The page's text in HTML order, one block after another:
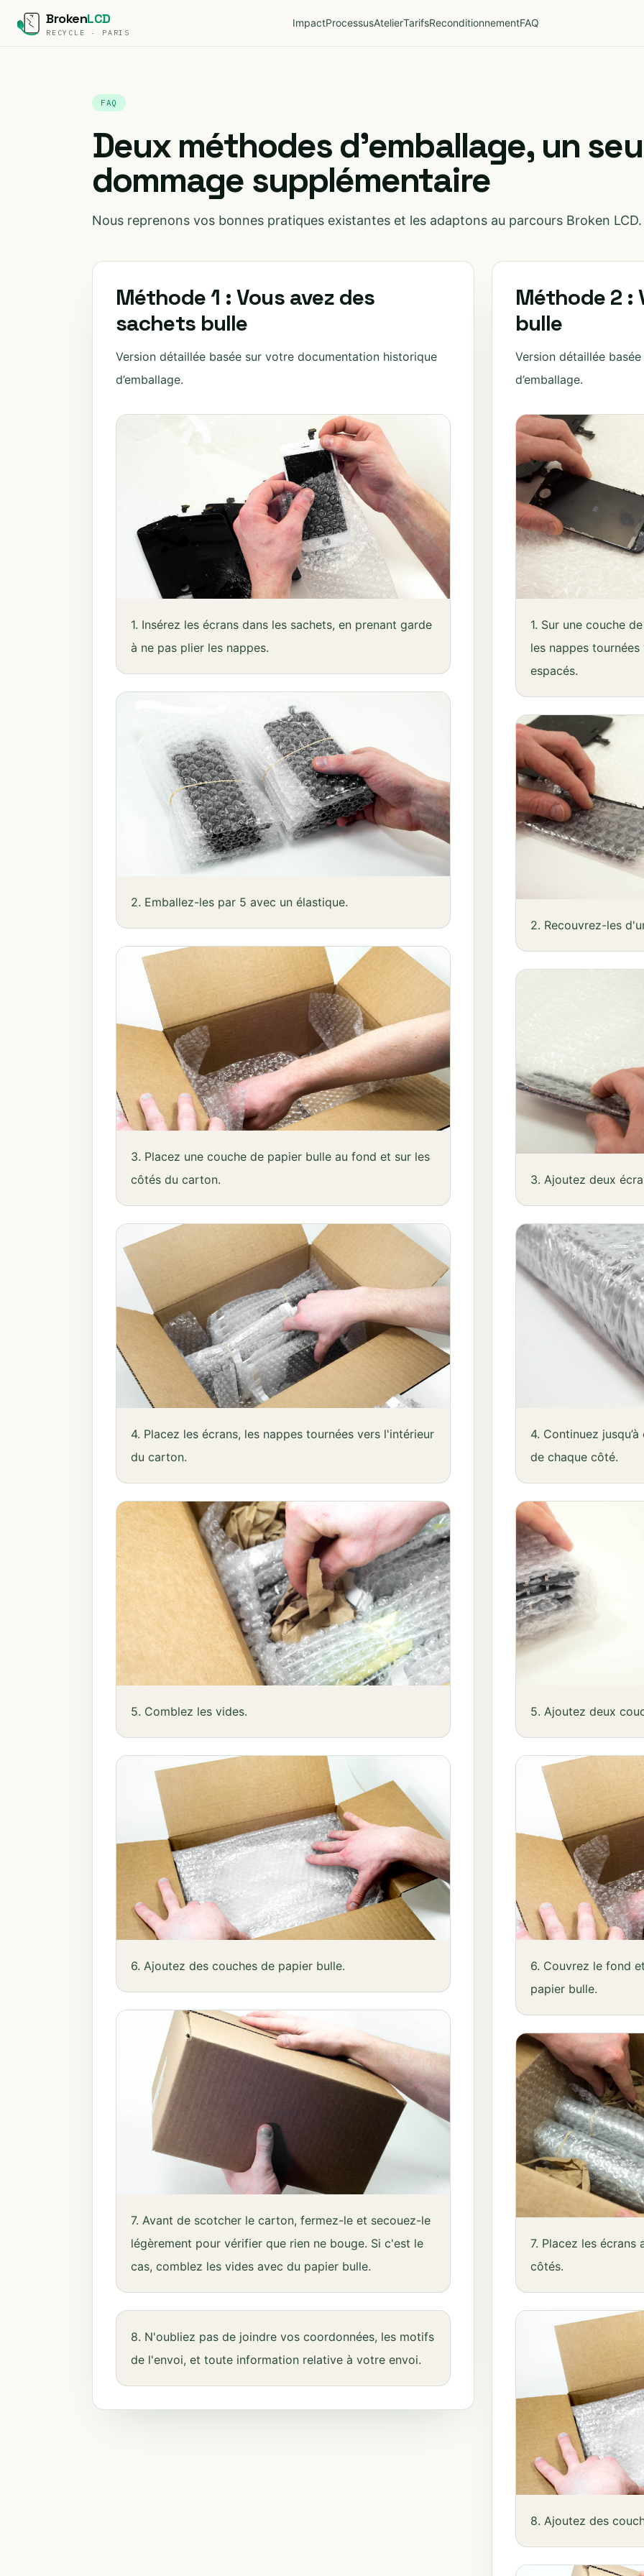
BrokenLCD
RECYCLE · PARIS
ImpactProcessusAtelierTarifsReconditionnementFAQ
FAQ
Deux méthodes d'emballage, un
dommage supplémentaire
Nous reprenons vos bonnes pratiques existantes et les adaptons au parcours Broken LCD.
Méthode 1 : Vous avez des
sachets bulle
Version détaillée basée sur votre documentation historique
d’emballage.
1. Insérez les écrans dans les sachets, en prenant garde
à ne pas plier les nappes.
2. Emballez-les par 5 avec un élastique.
3. Placez une couche de papier bulle au fond et sur les
côtés du carton.
4. Placez les écrans, les nappes tournées vers l'intérieur
du carton.
5. Comblez les vides.
6. Ajoutez des couches de papier bulle.
7. Avant de scotcher le carton, fermez-le et secouez-le
légèrement pour vérifier que rien ne bouge. Si c'est le
cas, comblez les vides avec du papier bulle.
8. N'oubliez pas de joindre vos coordonnées, les motifs
de l'envoi, et toute information relative à votre envoi.
Méthode 2 :
bulle
Version détaillée
d’emballage.
1. Sur une couche
les nappes
espacés.
2. Recouvrez-les
3. Ajoutez deux
4. Continuez
de chaque côté.
5. Ajoutez deux
6. Couvrez le fond
papier bulle.
7. Placez les
côtés.
8. Ajoutez des